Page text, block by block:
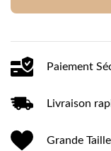
Paiement
Livraison
Grande